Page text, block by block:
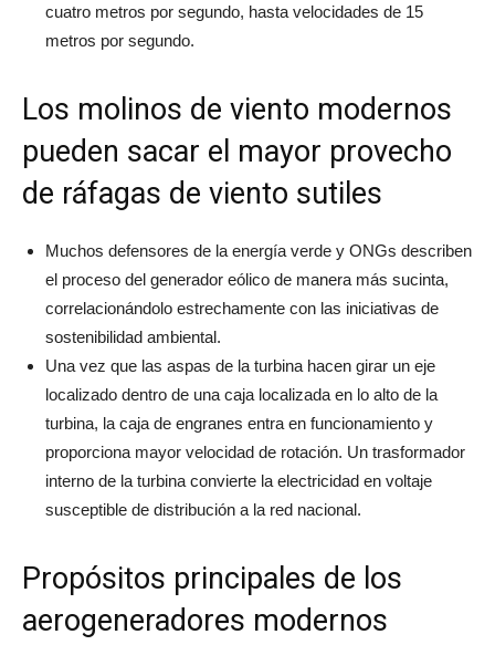
cuatro metros por segundo, hasta velocidades de 15
metros por segundo.
Los molinos de viento modernos
pueden sacar el mayor provecho
de ráfagas de viento sutiles
Muchos defensores de la energía verde y ONGs describen
el proceso del generador eólico de manera más sucinta,
correlacionándolo estrechamente con las iniciativas de
sostenibilidad ambiental.
Una vez que las aspas de la turbina hacen girar un eje
localizado dentro de una caja localizada en lo alto de la
turbina, la caja de engranes entra en funcionamiento y
proporciona mayor velocidad de rotación. Un trasformador
interno de la turbina convierte la electricidad en voltaje
susceptible de distribución a la red nacional.
Propósitos principales de los
aerogeneradores modernos